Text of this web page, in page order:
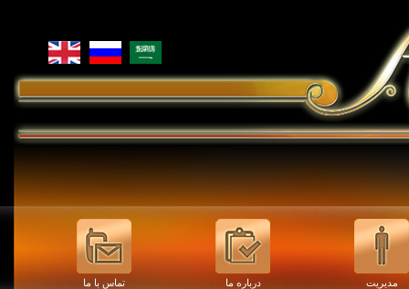
مدیریت درباره ما تماس با ما